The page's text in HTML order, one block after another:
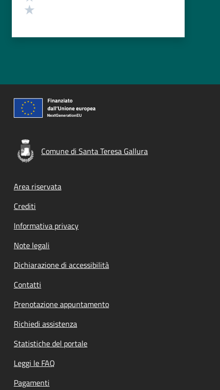
Comune di Santa Teresa Gallura
Footer menu
Area riservata
Crediti
Informativa privacy
Note legali
Dichiarazione di accessibilità
Contatti
Prenotazione appuntamento
Richiedi assistenza
Statistiche del portale
Leggi le FAQ
Pagamenti